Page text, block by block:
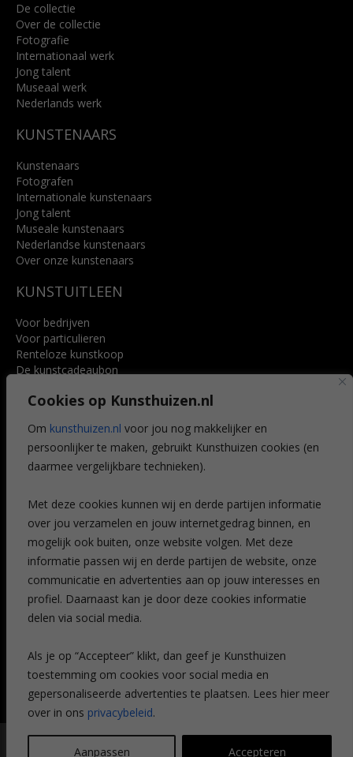
Cookies op Kunsthuizen.nl
Om kunsthuizen.nl voor jou nog makkelijker en
persoonlijker te maken, gebruikt Kunsthuizen cookies (en
daarmee vergelijkbare technieken).
Met deze cookies kunnen wij en derde partijen informatie
over jou verzamelen en jouw internetgedrag binnen, en
mogelijk ook buiten, onze website volgen. Met deze
informatie passen wij en derde partijen de website, onze
communicatie en advertenties aan op jouw interesses en
profiel. Daarnaast kan je door deze cookies informatie
delen via social media.
Als je op “Accepteer” klikt, dan geef je Kunsthuizen
toestemming om cookies voor social media en
gepersonaliseerde advertenties te plaatsen. Lees hier meer
over in ons privacybeleid.
Aanpassen Accepteren
De collectie
Over de collectie
Fotografie
Internationaal werk
Jong talent
Museaal werk
Nederlands werk
KUNSTENAARS
Kunstenaars
Fotografen
Internationale kunstenaars
Jong talent
Museale kunstenaars
Nederlandse kunstenaars
Over onze kunstenaars
KUNSTUITLEEN
Voor bedrijven
Voor particulieren
Renteloze kunstkoop
De kunstcadeaubon
Voordelen
Veelgestelde vragen
CONTACT
Leiden
Amsterdam
Breda
Favorieten
Mijn art alert
NIEUWSBRIEF
© Kunsthuizen 2026 All rights reserved | Disclaimer|